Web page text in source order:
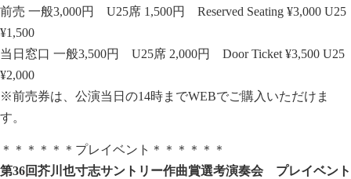
前売 一般3,000円 U25席 1,500円 Reserved Seating ¥3,000 U25
¥1,500
当日窓口 一般3,500円 U25席 2,000円 Door Ticket ¥3,500 U25
¥2,000
※前売券は、公演当日の14時までWEBでご購入いただけま
す。
＊＊＊＊＊＊プレイベント＊＊＊＊＊＊
第36回芥川也寸志サントリー作曲賞選考演奏会 プレイベント